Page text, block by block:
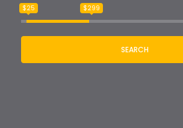
$25 $299
SEARCH